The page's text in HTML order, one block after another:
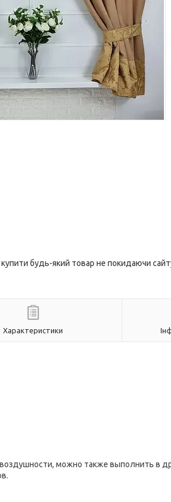
будь-який товар не покидаючи
Характеристики
можно также выполнить в